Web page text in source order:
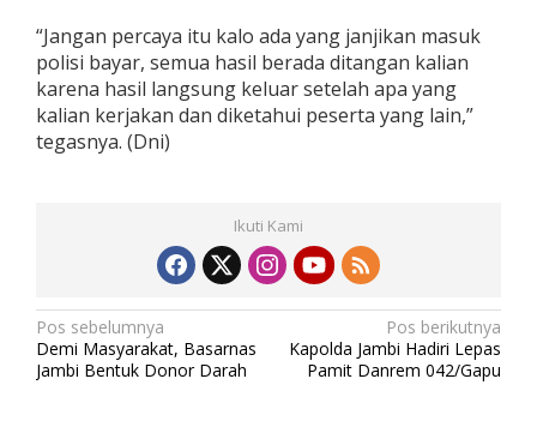
“Jangan percaya itu kalo ada yang janjikan masuk
polisi bayar, semua hasil berada ditangan kalian
karena hasil langsung keluar setelah apa yang
kalian kerjakan dan diketahui peserta yang lain,”
tegasnya. (Dni)
Ikuti Kami
N
a
Pos sebelumnya
Demi Masyarakat, Basarnas
Jambi Bentuk Donor Darah
Pos berikutnya
Kapolda Jambi Hadiri Lepas
Pamit Danrem 042/Gapu